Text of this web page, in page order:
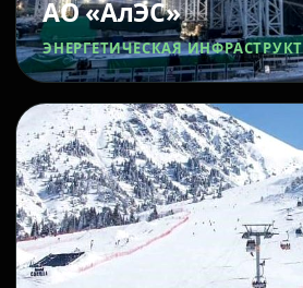
АО «АлЭС»
ЭНЕРГЕТИЧЕСКАЯ